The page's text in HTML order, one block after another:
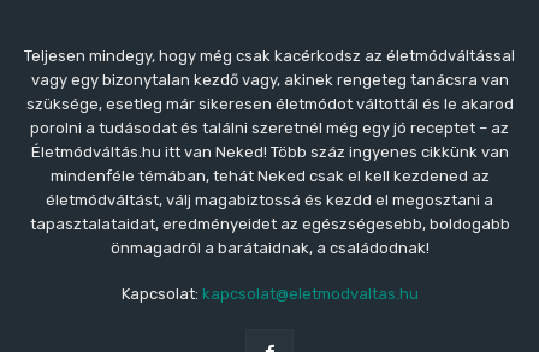
Teljesen mindegy, hogy még csak kacérkodsz az életmódváltással
vagy egy bizonytalan kezdő vagy, akinek rengeteg tanácsra van
szüksége, esetleg már sikeresen életmódot váltottál és le akarod
porolni a tudásodat és találni szeretnél még egy jó receptet – az
Életmódváltás.hu itt van Neked! Több száz ingyenes cikkünk van
mindenféle témában, tehát Neked csak el kell kezdened az
életmódváltást, válj magabiztossá és kezdd el megosztani a
tapasztalataidat, eredményeidet az egészségesebb, boldogabb
önmagadról a barátaidnak, a családodnak!
Kapcsolat: kapcsolat@eletmodvaltas.hu